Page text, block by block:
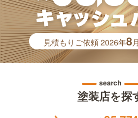
見積もりご依頼2026年8
search
塗装店を探